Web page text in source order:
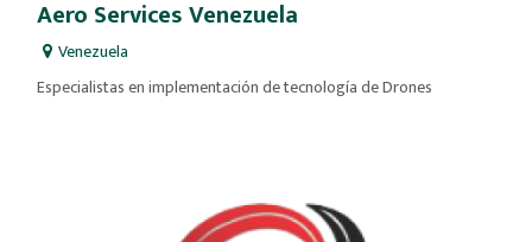
Aero Services Venezuela
Venezuela
Especialistas en implementación de tecnología de Drones